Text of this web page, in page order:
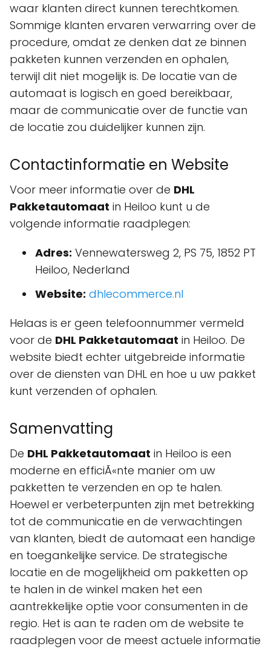
waar klanten direct kunnen terechtkomen.
Sommige klanten ervaren verwarring over de
procedure, omdat ze denken dat ze binnen
pakketen kunnen verzenden en ophalen,
terwijl dit niet mogelijk is. De locatie van de
automaat is logisch en goed bereikbaar,
maar de communicatie over de functie van
de locatie zou duidelijker kunnen zijn.
Contactinformatie en Website
Voor meer informatie over de DHL
Pakketautomaat in Heiloo kunt u de
volgende informatie raadplegen:
Adres: Vennewatersweg 2, PS 75, 1852 PT
Heiloo, Nederland
Website: dhlecommerce.nl
Helaas is er geen telefoonnummer vermeld
voor de DHL Pakketautomaat in Heiloo. De
website biedt echter uitgebreide informatie
over de diensten van DHL en hoe u uw pakket
kunt verzenden of ophalen.
Samenvatting
De DHL Pakketautomaat in Heiloo is een
moderne en efficiÃ«nte manier om uw
pakketten te verzenden en op te halen.
Hoewel er verbeterpunten zijn met betrekking
tot de communicatie en de verwachtingen
van klanten, biedt de automaat een handige
en toegankelijke service. De strategische
locatie en de mogelijkheid om pakketten op
te halen in de winkel maken het een
aantrekkelijke optie voor consumenten in de
regio. Het is aan te raden om de website te
raadplegen voor de meest actuele informatie